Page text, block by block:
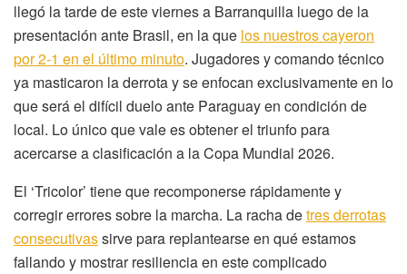
llegó la tarde de este viernes a Barranquilla luego de la
presentación ante Brasil, en la que los nuestros cayeron
por 2-1 en el último minuto. Jugadores y comando técnico
ya masticaron la derrota y se enfocan exclusivamente en lo
que será el difícil duelo ante Paraguay en condición de
local. Lo único que vale es obtener el triunfo para
acercarse a clasificación a la Copa Mundial 2026.
El ‘Tricolor’ tiene que recomponerse rápidamente y
corregir errores sobre la marcha. La racha detres derrotas
consecutivassirve para replantearse en qué estamos
fallando y mostrar resiliencia en este complicado